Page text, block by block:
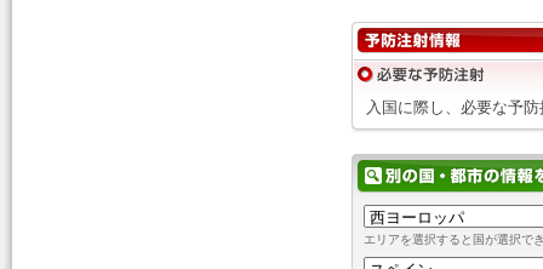
入国に際し、必要な予
エリアを選択すると国が選択で